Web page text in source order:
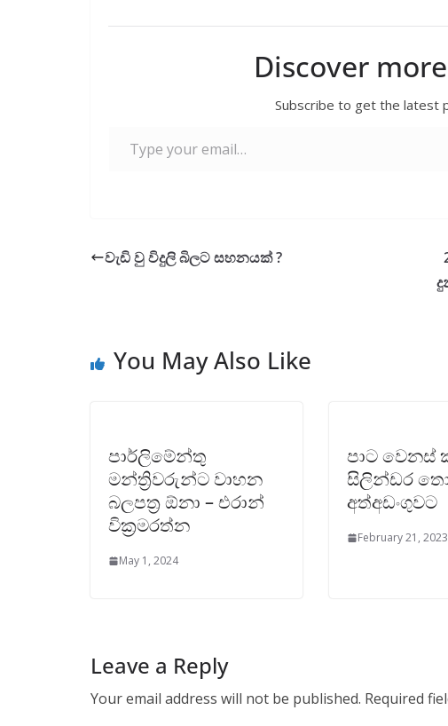
e
k
ittai at
s
er ar
e
Discover
Subscribe to get the latest
වැඩි වු විදුලි බිලට සහනයක් ?
You May Also Like
පාර්ලිමේන්තු
මන්ත්‍රිවරුන්ට වාහන
බලපත්‍ර ඕනා – එරාන්
වික්‍රමරත්න
May 1, 2024
පාට වෙනස්
සිලින්ඩර
අත්අඩංගුවට
February 21, 2023
Leave a Reply
Your email address will not be published. Required